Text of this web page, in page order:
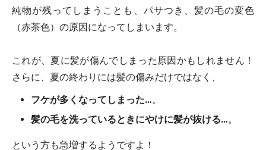
純物が残ってしまうことも、パサつき、髪の毛の変色
（赤茶色）の原因になってしまいます。
これが、夏に髪が傷んでしまった原因かもしれません！
さらに、夏の終わりには髪の傷みだけではなく、
フケが多くなってしまった…。
髪の毛を洗っているときにやけに髪が抜ける…。
という方も急増するようですよ！